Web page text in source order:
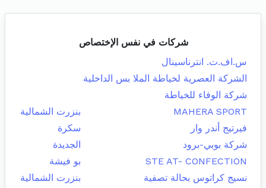
شركات في نفس الإختصاص
س.اف.ت. انترناسينال
الشركة العصرية لخياطة الملا بس الداخلية
شركة الوفاء للخياطة
MAHERA SPORT
بنزرت الشمالية
فيرتيج أندر وار
سكرة
شركة بوبي-برود
الجديدة
STE AT- CONFECTION
بو فيشة
نسيج كراتوس بحالة تصفية
بنزرت الشمالية